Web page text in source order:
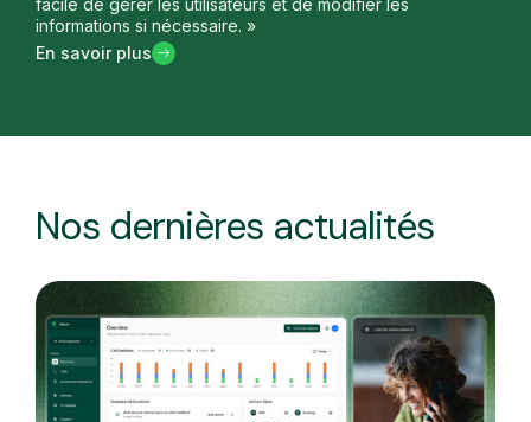
facile de gérer les utilisateurs et de modifier les
informations si nécessaire. »
En savoir plus
Nos dernières actualités